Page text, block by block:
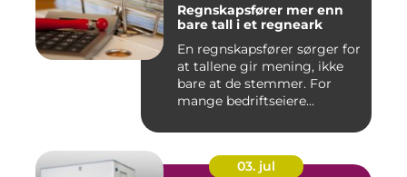
Regnskapsfører mer enn
bare tall i et regneark
En regnskapsfører sørger for
at tallene gir mening, ikke
bare at de stemmer. For
mange bedriftseiere...
03. jul